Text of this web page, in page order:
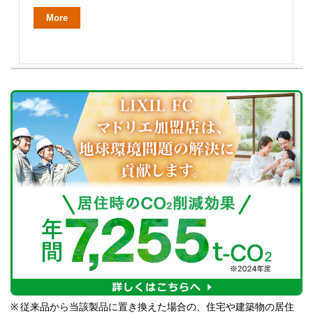
More
※ 従来品から当該製品に置き換えた場合の、住宅や建築物の居住